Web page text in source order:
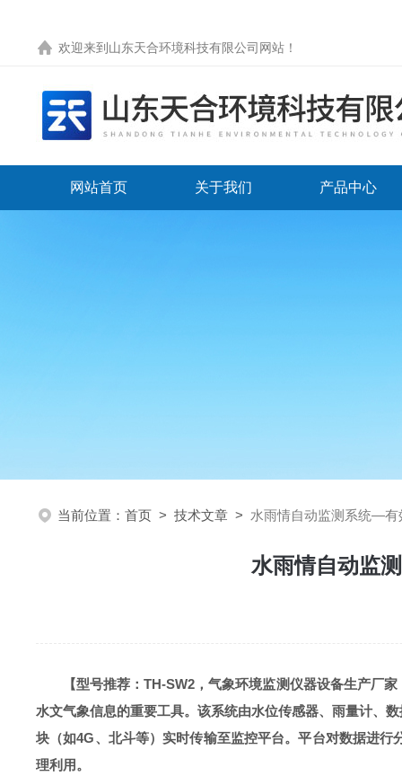
欢迎来到 山东天合环境科技有限公司网站 ！
网站首页 关于我们 产品中心
当前位置： 首页 > 技术文章 > 水雨情自动监测系统—有
水雨情自动监
【型号推荐：TH-SW2 ，气象环境监测仪器设备生产厂
水文气象信息的重要工具。该系统由水位传感器、雨量计、
块（如4G、北斗等）实时传输至监控平台。平台对数据进
理利用。